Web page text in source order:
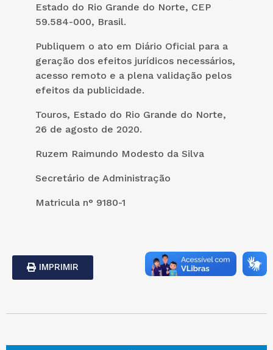
Estado do Rio Grande do Norte, CEP
59.584-000, Brasil.
Publiquem o ato em Diário Oficial para a
geração dos efeitos jurídicos necessários,
acesso remoto e a plena validação pelos
efeitos da publicidade.
Touros, Estado do Rio Grande do Norte,
26 de agosto de 2020.
Ruzem Raimundo Modesto da Silva
Secretário de Administração
Matricula n° 9180-1
IMPRIMIR